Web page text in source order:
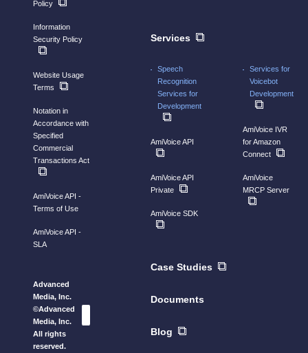
Services
Speech
Recognition
Services for
Development
AmiVoice API
AmiVoice API
Private
AmiVoice SDK
Services for
Voicebot
Development
AmiVoice IVR
for Amazon
Connect
AmiVoice
MRCP Server
Case Studies
Documents
Blog
Policy
Information
Security Policy
Website Usage
Terms
Notation in
Accordance with
Specified
Commercial
Transactions Act
AmiVoice API -
Terms of Use
AmiVoice API -
SLA
Advanced
Media, Inc.
©Advanced
Media, Inc.
All rights
reserved.